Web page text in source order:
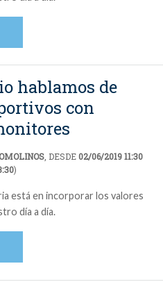
hablamos de
con
, DESDE02/06/2019 11:30
)
está en incorporar los valores
día a día.